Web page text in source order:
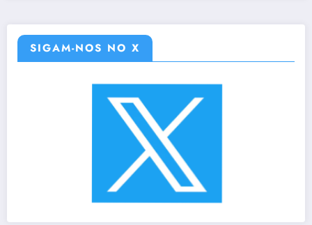
SIGAM-NOS NO X